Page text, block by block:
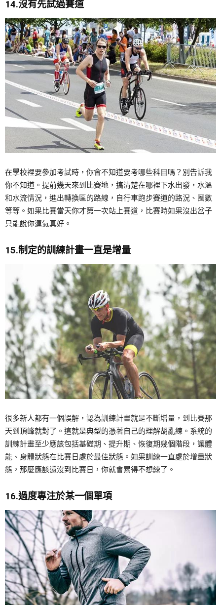
14.沒有先試過賽道
在學校裡要參加考試時，你會不知道要考哪些科目嗎？別告訴我
你不知道。提前幾天來到比賽地，搞清楚在哪裡下水出發，水溫
和水流情況，進出轉換區的路線，自行車跑步賽道的路況、圈數
等等。如果比賽當天你才第一次站上賽道，比賽時如果沒出岔子
只能說你運氣真好。
15.制定的訓練計畫一直是增量
很多新人都有一個誤解，認為訓練計畫就是不斷增量，到比賽那
天到頂峰就對了。這就是典型的憑著自己的理解胡亂練。系統的
訓練計畫至少應該包括基礎期、提升期、恢復期幾個階段，讓體
能、身體狀態在比賽日處於最佳狀態。如果訓練一直處於增量狀
態，那麼應該還沒到比賽日，你就會累得不想練了。
16.過度專注於某一個單項